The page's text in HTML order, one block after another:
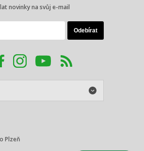
novinky na svůj e-mail
Plzeň